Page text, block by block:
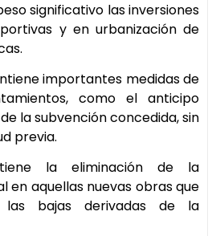
significativo las inversiones
y en urbanización de
importantes medidas de
como el anticipo
la subvención concedida, sin
previa.
la eliminación de la
en aquellas nuevas obras que
bajas derivadas de la